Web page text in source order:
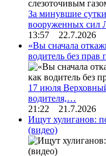
За минувшие
вооруженных
13:57 22.7.2026
«Вы сначала
водитель без прав
17 июля
водителя,…
21:22 21.7.2026
Ищут хулиганов:
(видео)